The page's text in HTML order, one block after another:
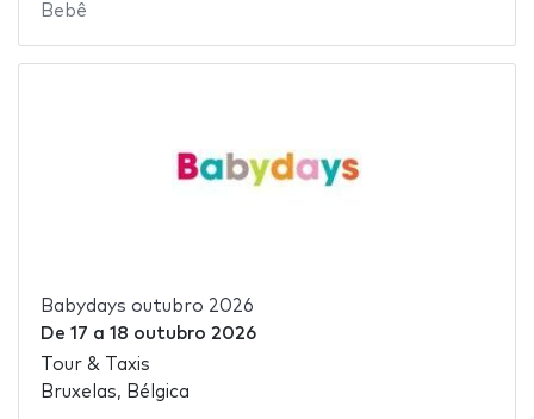
Bebê
Babydays outubro 2026
De 17 a 18 outubro 2026
Tour & Taxis
Bruxelas, Bélgica